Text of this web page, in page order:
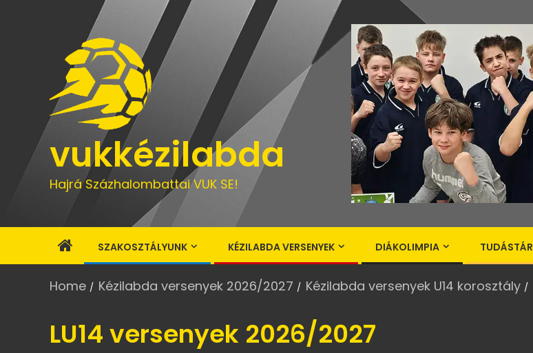
vukkézilabda
Hajrá Százhalombattai VUK SE!
SZAKOSZTÁLYUNK KÉZILABDA VERSENYEK DIÁKOLIMPIA TUDÁSTÁR
Home Kézilabda versenyek 2026/2027 Kézilabda versenyek U14 korosztály
LU14 versenyek 2026/2027